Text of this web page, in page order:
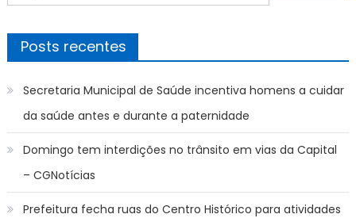
Post
por:
Posts recentes
Secretaria Municipal de Saúde incentiva homens a cuidar
da saúde antes e durante a paternidade
Domingo tem interdições no trânsito em vias da Capital
– CGNotícias
Prefeitura fecha ruas do Centro Histórico para atividades